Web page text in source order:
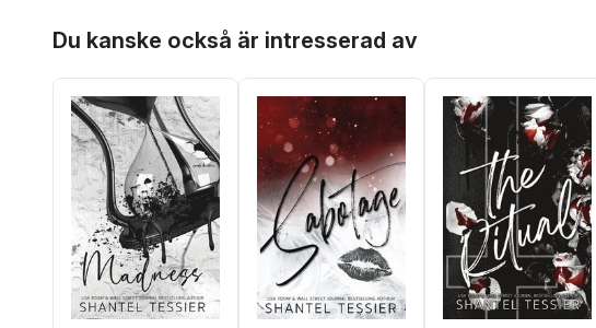
Du kanske också är intresserad av